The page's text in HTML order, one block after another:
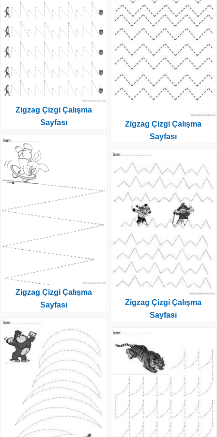
Zigzag Çizgi Çalışma
Sayfası
Zigzag Çizgi Çalışma
Sayfası
Zigzag Çizgi Çalışma
Sayfası
Zigzag Çizgi Çalışma
Sayfası